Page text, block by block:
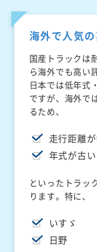
海外で人気
国産トラックは
ら海外でも高い
日本では低年式
ですが、海外で
るため、
走行距離
年式が古い
といったトラッ
ります。特に、
いすゞ
日野